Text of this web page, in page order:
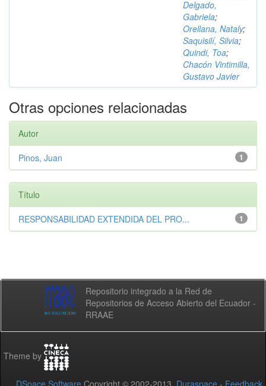
Delgado,
Gabriela;
Orellana, Nataly;
Saquisilí, Silvia;
Quindi, Toa;
Chacón Vintimilla,
Gustavo Javier
Otras opciones relacionadas
Autor
1
Pinos, Juan
Título
1
RESPONSABILIDAD EXTENDIDA DEL PRO...
Repositorio integrado a la Red de
Repositorios de Acceso Abierto del Ecuador -
RRAAE
Theme by
DSpace Software Copyright © 2002-2013 Duraspace - Feedback